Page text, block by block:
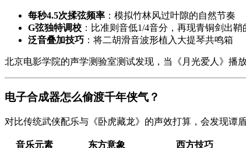
每秒4.5次揉弦频率 ：模拟竹林风过叶隙的自然节奏
G弦独特调校 ：比准则音低1/4音分，再现青铜剑出鞘
泛音叠加技巧 ：将二胡滑音波形植入大提琴共鸣箱
北京电影学院的声学测验室测试发现，当《月光爱人》播
电子合成器怎么偷渡千年侠气？
对比传统武侠配乐与《卧虎藏龙》的声效打算，会发现谭
音乐元素 东方意象
西方技巧